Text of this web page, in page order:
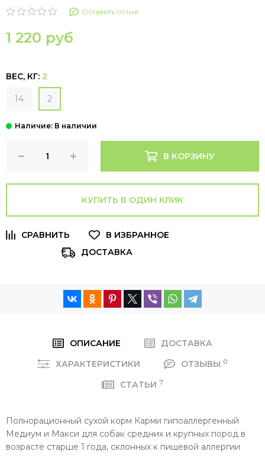
Оставить отзыв
1 220 руб
ВЕС, КГ: 2
14 2
В КОРЗИНУ
КУПИТЬ В ОДИН КЛИК
ДОСТАВКА
ОПИСАНИЕ
ДОСТАВКА
ХАРАКТЕРИСТИКИ
ОТЗЫВЫ 0
СТАТЬИ 7
Полнорационный сухой корм Карми гипоаллергенный
Медиум и Макси для собак средних и крупных пород в
возрасте старше 1 года, склонных к пищевой аллергии